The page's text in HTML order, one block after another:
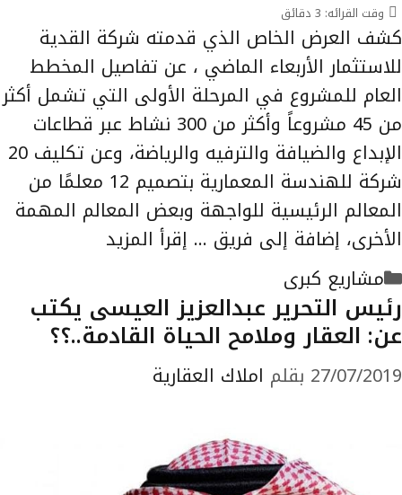
وقت القرائه: 3 دقائق
كشف العرض الخاص الذي قدمته شركة القدية
للاستثمار الأربعاء الماضي ، عن تفاصيل المخطط
العام للمشروع في المرحلة الأولى التي تشمل أكثر
من 45 مشروعاً وأكثر من 300 نشاط عبر قطاعات
الإبداع والضيافة والترفيه والرياضة، وعن تكليف 20
شركة للهندسة المعمارية بتصميم 12 معلمًا من
المعالم الرئيسية للواجهة وبعض المعالم المهمة
الأخرى، إضافة إلى فريق … إقرأ المزيد
التصنيفات
مشاريع كبرى
رئيس التحرير عبدالعزيز العيسى يكتب
عن: العقار وملامح الحياة القادمة..؟؟
27/07/2019 بقلم املاك العقارية